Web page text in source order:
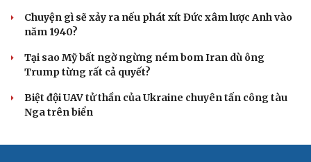
Chuyện gì sẽ xảy ra nếu phát xít Đức xâm lược Anh vào
năm 1940?
Tại sao Mỹ bất ngờ ngừng ném bom Iran dù ông
Trump từng rất cả quyết?
Biệt đội UAV tử thần của Ukraine chuyên tấn công tàu
Nga trên biển